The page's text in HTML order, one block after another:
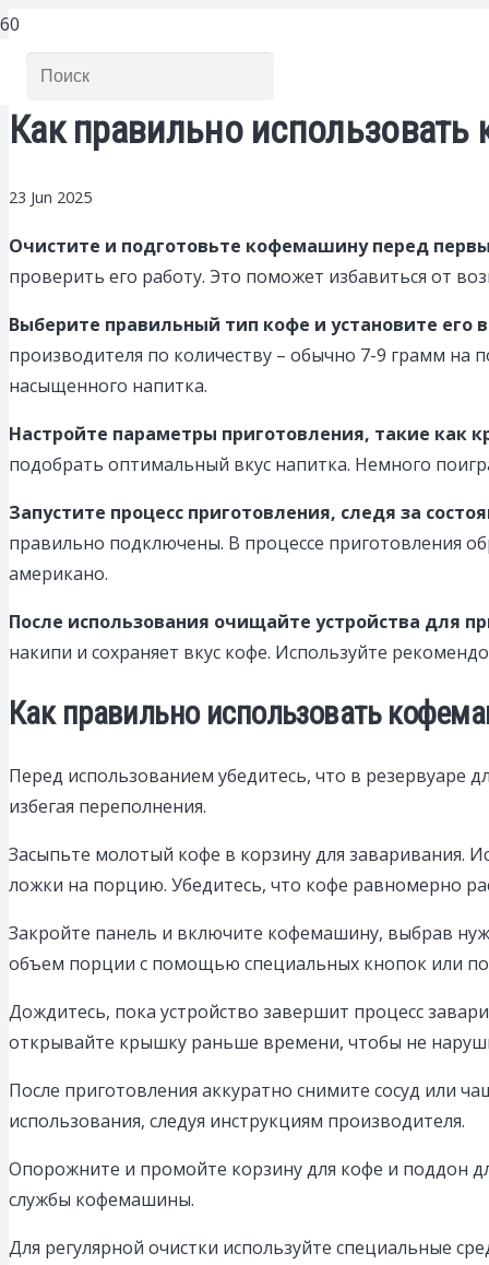
Как правильно
23 Jun 2025
Очистите и подготовьте кофемашину перед
проверить его работу. Это поможет избавиться от
Выберите правильный тип кофе и установите его
производителя по количеству – обычно 7-9 грамм
насыщенного напитка.
Настройте параметры приготовления, такие как
подобрать оптимальный вкус напитка. Немного
Запустите процесс приготовления, следя за
правильно подключены. В процессе приготовления
американо.
После использования очищайте устройства для
накипи и сохраняет вкус кофе. Используйте
Как правильно использовать
Перед использованием убедитесь, что в резервуаре
избегая переполнения.
Засыпьте молотый кофе в корзину для заваривания.
ложки на порцию. Убедитесь, что кофе равномерно
Закройте панель и включите кофемашину, выбрав
объем порции с помощью специальных кнопок или
Дождитесь, пока устройство завершит процесс
открывайте крышку раньше времени, чтобы не
После приготовления аккуратно снимите сосуд или
использования, следуя инструкциям производителя.
Опорожните и промойте корзину для кофе и поддон
службы кофемашины.
Для регулярной очистки используйте специальные